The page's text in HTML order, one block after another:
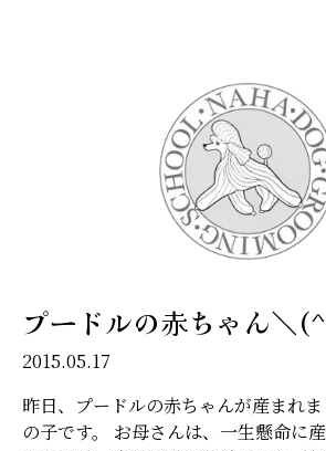
プードルの赤ちゃん＼
2015.05.17
昨日、プードルの赤ちゃんが産ま
の子です。 お母さんは、一生懸命に